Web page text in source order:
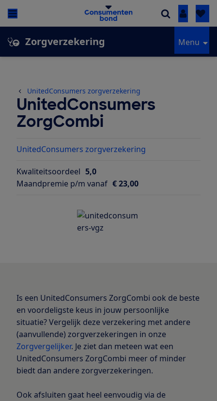
Inloggen
Zorgverzekering Menu
UnitedConsumers zorgverzekering
UnitedConsumers
ZorgCombi
UnitedConsumers zorgverzekering
Kwaliteitsoordeel 5,0
Maandpremie p/m vanaf € 23,00
Is een UnitedConsumers ZorgCombi ook de beste
en voordeligste keus in jouw persoonlijke
situatie? Vergelijk deze verzekering met andere
(aanvullende) zorgverzekeringen in onze
Zorgvergelijker. Je ziet dan meteen wat een
UnitedConsumers ZorgCombi meer of minder
biedt dan andere zorgverzekeringen.
Ook afsluiten gaat heel eenvoudig via de